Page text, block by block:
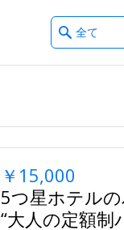
Travelzoo
What
type
￥15,000
5つ星ホテル
“大人の定額制